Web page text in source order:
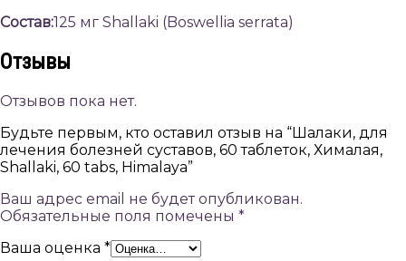
Состав:125 мг Shallaki (Boswellia serrata)
Отзывы
Отзывов пока нет.
Будьте первым, кто оставил отзыв на “Шалаки, для
лечения болезней суставов, 60 таблеток, Хималая,
Shallaki, 60 tabs, Himalaya”
Ваш адрес email не будет опубликован.
Обязательные поля помечены *
Ваша оценка *